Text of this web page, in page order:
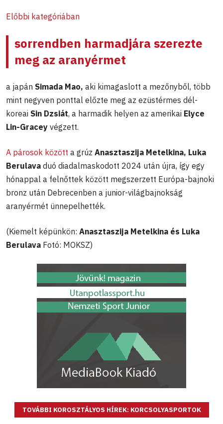
Előbbi kategóriában
sorrendben harmadjára szerezte
meg az aranyérmet
a japán Simada Mao, aki kimagaslott a mezőnyből, több
mint negyven ponttal előzte meg az ezüstérmes dél-
koreai Sin Dzsiát, a harmadik helyen az amerikai Elyce
Lin-Gracey végzett.
A párosok között a grúz Anasztaszija Metelkina, Luka
Berulava duó diadalmaskodott 2024 után újra, így egy
hónappal a felnőttek között megszerzett Európa-bajnoki
bronz után Debrecenben a junior-világbajnokság
aranyérmét ünnepelhették.
(Kiemelt képünkön: Anasztaszija Metelkina és Luka
Berulava Fotó: MOKSZ)
TOVÁBBI KOROSZTÁLYOS HÍREK: KORCSOLYASPORTOK